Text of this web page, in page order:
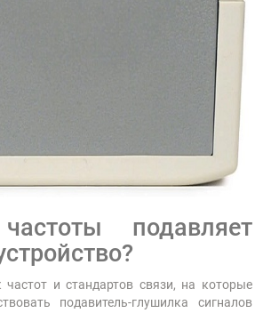
подавляет
и стандартов связи, на которые
подавитель-глушилка сигналов